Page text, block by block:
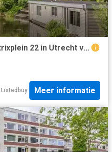
Huis te koop Prinses Beatrixplein 22 in Utrecht voor € 775.000
Listedbuy Meer informatie